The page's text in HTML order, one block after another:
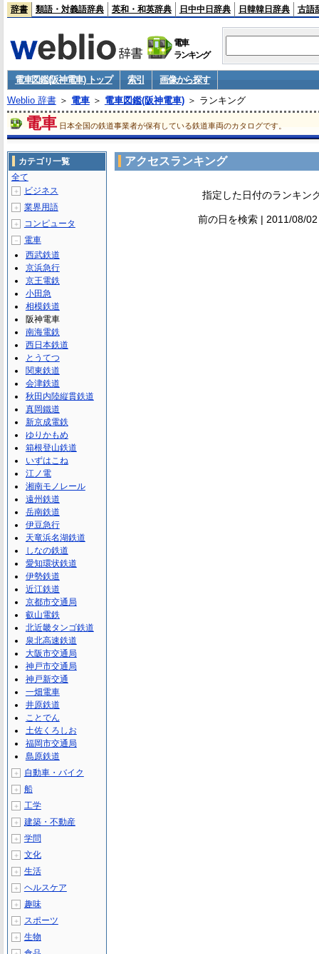
辞書 類語・対義語辞典 英和・和英辞典 日中中日辞典 日韓韓日辞典 古語
電車
ランキング
電車図鑑(阪神電車) トップ 索引
画像から探す
Weblio 辞書＞ 電車＞ 電車図鑑(阪神電車)＞ ランキング
電車 日本全国の鉄道事業者が保有している鉄道車両のカタログです。
アクセスランキング
指定した日付のランキン
前の日を検索 | 2011/08/
カテゴリ一覧
全て
＋ ビジネス
＋ 業界用語
＋ コンピュータ
－
電車
西武鉄道
京浜急行
京王電鉄
小田急
相模鉄道
阪神電車
南海電鉄
西日本鉄道
とうてつ
関東鉄道
会津鉄道
秋田内陸縦貫鉄道
真岡鐵道
新京成電鉄
ゆりかもめ
箱根登山鉄道
いずはこね
江ノ電
湘南モノレール
遠州鉄道
岳南鉄道
伊豆急行
天竜浜名湖鉄道
しなの鉄道
愛知環状鉄道
伊勢鉄道
近江鉄道
京都市交通局
叡山電鉄
北近畿タンゴ鉄道
泉北高速鉄道
大阪市交通局
神戸市交通局
神戸新交通
一畑電車
井原鉄道
ことでん
土佐くろしお
福岡市交通局
島原鉄道
＋ 自動車・バイク
＋ 船
＋ 工学
＋ 建築・不動産
＋ 学問
＋ 文化
＋ 生活
＋ ヘルスケア
＋ 趣味
＋ スポーツ
＋ 生物